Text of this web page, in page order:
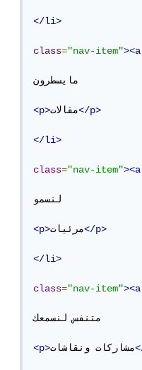
</li>
class="nav-item"><a
مايسطرون
<p>مقالات</p>
</li>
class="nav-item"><a
لنسمو
<p>مرئيات</p>
</li>
class="nav-item"><a
متنفس لنسمعك
<p>مشاركات ونقاشات